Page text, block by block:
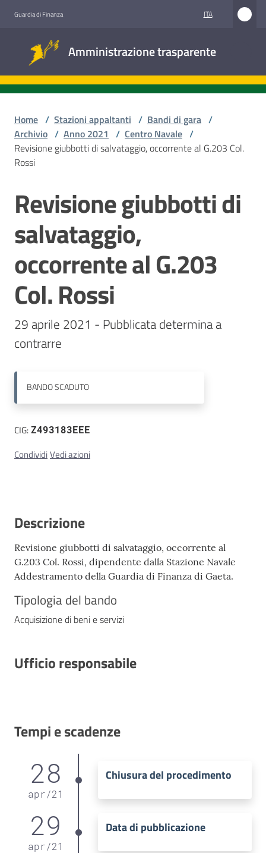
Guardia di Finanza ITA
Amministrazione trasparente
trasparente
Accesso
Stazioni
appaltanti
Contatti
Home / Stazioni appaltanti / Bandi di gara /
Archivio / Anno 2021 / Centro Navale /
Revisione giubbotti di salvataggio, occorrente al G.203 Col.
Rossi
Salta al contenuto
Revisione giubbotti di
salvataggio,
occorrente al G.203
Col. Rossi
29 aprile 2021 - Pubblicata determina a
BANDOSCADUTO
CIG:Z493183EEE
CondividiVedi azioni
Descrizione
Revisione giubbotti di salvataggio, occorrente al
G.203 Col. Rossi, dipendente dalla Stazione Navale
Addestramento della Guardia di Finanza di Gaeta.
Tipologia del bando
Acquisizione di beni e servizi
Ufficio responsabile
Tempi e scadenze
28
apr/21
Chiusura del procedimento
29
apr/21
Data di pubblicazione